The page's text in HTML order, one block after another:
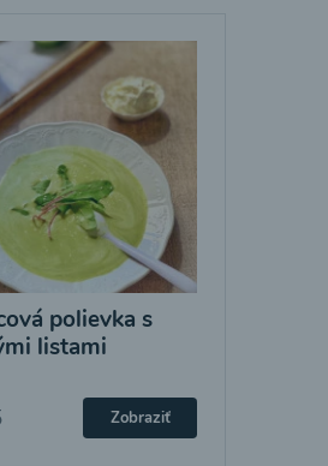
polievka s
listami
Zobraziť